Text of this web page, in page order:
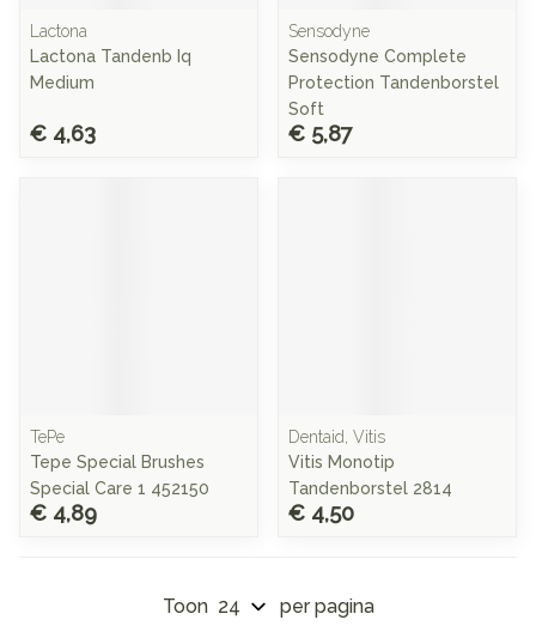
Lactona
Lactona Tandenb Iq
Medium
€ 4,63
Sensodyne
Sensodyne Complete
Protection Tandenborstel
Soft
€ 5,87
TePe
Tepe Special Brushes
Special Care 1 452150
€ 4,89
Dentaid, Vitis
Vitis Monotip
Tandenborstel 2814
€ 4,50
Toon per pagina